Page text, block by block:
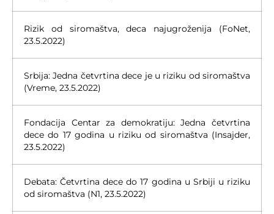
Rizik od siromaštva, deca najugroženija (FoNet,
23.5.2022)
Srbija: Jedna četvrtina dece je u riziku od siromaštva
(Vreme, 23.5.2022)
Fondacija Centar za demokratiju: Jedna četvrtina
dece do 17 godina u riziku od siromaštva (Insajder,
23.5.2022)
Debata: Četvrtina dece do 17 godina u Srbiji u riziku
od siromaštva (N1, 23.5.2022)